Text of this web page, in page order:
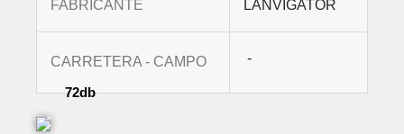
FABRICANTE LANVIGATOR
CARRETERA - CAMPO -
72db